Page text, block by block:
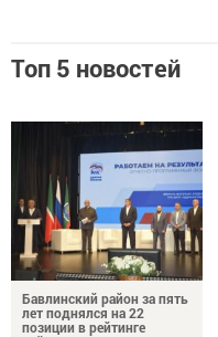
Топ 5 новостей
Бавлинский район за пять
лет поднялся на 22
позиции в рейтинге